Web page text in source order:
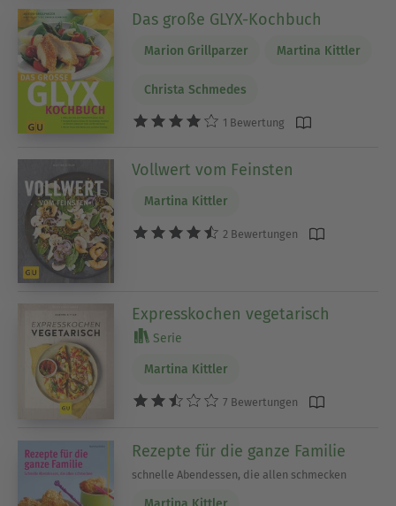
Das große GLYX-Kochbuch
Marion Grillparzer Martina Kittler
Christa Schmedes
1 Bewertung
Vollwert vom Feinsten
Martina Kittler
2 Bewertungen
Expresskochen vegetarisch
Serie
Martina Kittler
7 Bewertungen
Rezepte für die ganze Familie
schnelle Abendessen, die allen schmecken